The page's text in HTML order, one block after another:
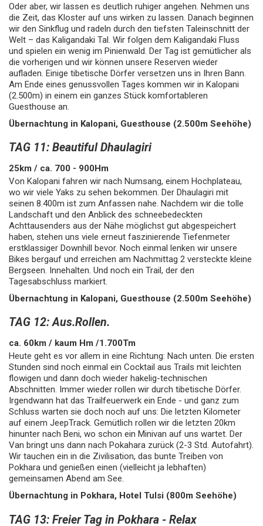
Oder aber, wir lassen es deutlich ruhiger angehen. Nehmen uns
die Zeit, das Kloster auf uns wirken zu lassen. Danach beginnen
wir den Sinkflug und radeln durch den tiefsten Taleinschnitt der
Welt – das Kaligandaki Tal. Wir folgen dem Kaligandaki Fluss
und spielen ein wenig im Pinienwald. Der Tag ist gemütlicher als
die vorherigen und wir können unsere Reserven wieder
aufladen. Einige tibetische Dörfer versetzen uns in Ihren Bann.
Am Ende eines genussvollen Tages kommen wir in Kalopani
(2.500m) in einem ein ganzes Stück komfortableren
Guesthouse an.
Übernachtung in Kalopani, Guesthouse (2.500m Seehöhe)
TAG 11: Beautiful Dhaulagiri
25km / ca. 700 - 900Hm
Von Kalopani fahren wir nach Numsang, einem Hochplateau,
wo wir viele Yaks zu sehen bekommen. Der Dhaulagiri mit
seinen 8.400m ist zum Anfassen nahe. Nachdem wir die tolle
Landschaft und den Anblick des schneebedeckten
Achttausenders aus der Nähe möglichst gut abgespeichert
haben, stehen uns viele erneut faszinierende Tiefenmeter
erstklassiger Downhill bevor. Noch einmal lenken wir unsere
Bikes bergauf und erreichen am Nachmittag 2 versteckte kleine
Bergseen. Innehalten. Und noch ein Trail, der den
Tagesabschluss markiert.
Übernachtung in Kalopani, Guesthouse (2.500m Seehöhe)
TAG 12: Aus.Rollen.
ca. 60km / kaum Hm /1.700Tm
Heute geht es vor allem in eine Richtung: Nach unten. Die ersten
Stunden sind noch einmal ein Cocktail aus Trails mit leichten
flowigen und dann doch wieder hakelig-technischen
Abschnitten. Immer wieder rollen wir durch tibetische Dörfer.
Irgendwann hat das Trailfeuerwerk ein Ende - und ganz zum
Schluss warten sie doch noch auf uns: Die letzten Kilometer
auf einem JeepTrack. Gemütlich rollen wir die letzten 20km
hinunter nach Beni, wo schon ein Minivan auf uns wartet. Der
Van bringt uns dann nach Pokahara zurück (2-3 Std. Autofahrt).
Wir tauchen ein in die Zivilisation, das bunte Treiben von
Pokhara und genießen einen (vielleicht ja lebhaften)
gemeinsamen Abend am See.
Übernachtung in Pokhara, Hotel Tulsi (800m Seehöhe)
TAG 13: Freier Tag in Pokhara - Relax